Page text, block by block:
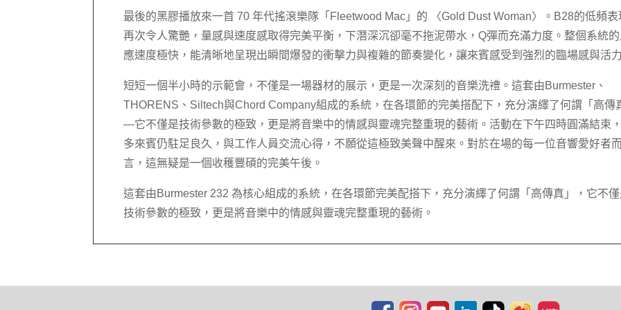
最後的黑膠播放來一首 70 年代搖滾樂隊「Fleetwood Mac」的 〈Gold Dust Woman〉。B28的低頻表
再次令人驚艷，量感與速度感取得完美平衡，下潛深沉卻毫不拖泥帶水，Q彈而充滿力度。整個系統的
應速度極快，能清晰地呈現出瞬間爆發的衝擊力與複雜的節奏變化，讓來賓感受到強烈的臨場感與活力
短短一個半小時的示範會，不僅是一場器材的展示，更是一次深刻的音樂洗禮。這套由Burmester、
THORENS、Siltech與Chord Company組成的系統，在各環節的完美搭配下，充分演繹了何謂「高傳
—它不僅是技術參數的極致，更是將音樂中的情感與靈魂完整重現的藝術。活動在下午四時圓滿結束
多來賓仍駐足良久，與工作人員交流心得，不願從這極致美聲中醒來。對於在場的每一位音響愛好者而
言，這無疑是一個收穫豐碩的完美午後。
這套由Burmester 232 為核心組成的系統，在各環節完美配搭下，充分演繹了何謂「高傳真」，它不僅
技術參數的極致，更是將音樂中的情感與靈魂完整重現的藝術。